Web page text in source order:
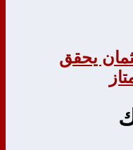
يحقق